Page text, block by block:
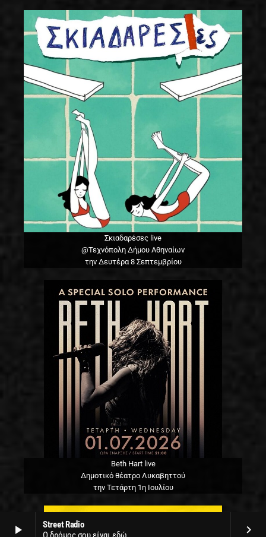
play_arrow
Street Radio
keyboard_arrow_right
Σκιαδαρέσες live
@Τεχνόπολη Δήμου Αθηναίων
την Δευτέρα 8 Σεπτεμβρίου
Beth Hart live
Δημοτικό θέατρο Λυκαβηττού
την Τετάρτη 1η Ιουλίου